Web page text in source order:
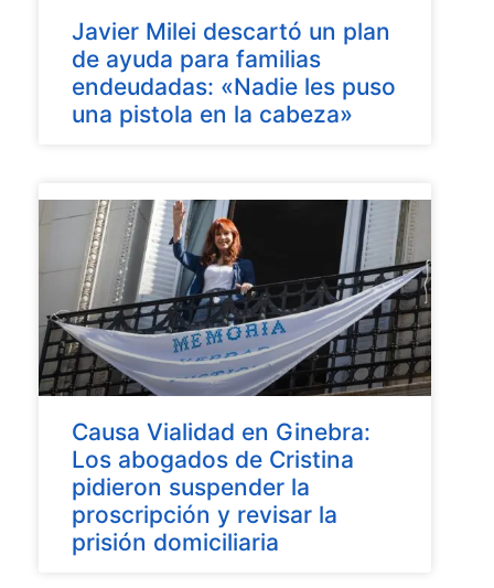
Javier Milei descartó un plan
de ayuda para familias
endeudadas: «Nadie les puso
una pistola en la cabeza»
Causa Vialidad en Ginebra:
Los abogados de Cristina
pidieron suspender la
proscripción y revisar la
prisión domiciliaria